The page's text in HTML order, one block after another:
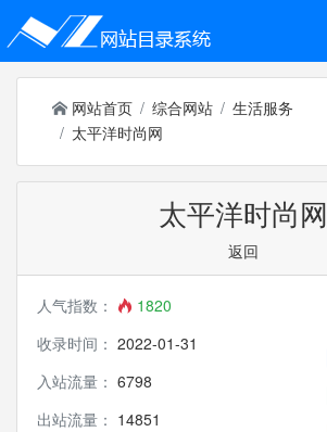
网站首页 综合网站
生活服务
太平洋时尚网
太平洋时尚网
返回
人气指数：
1820
收录时间： 2022-01-31
入站流量： 6798
出站流量： 14851